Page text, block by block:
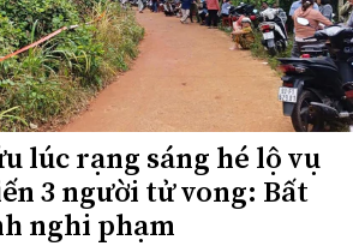
lúc rạng sáng hé lộ vụ
3 người tử vong: Bất
nghi phạm